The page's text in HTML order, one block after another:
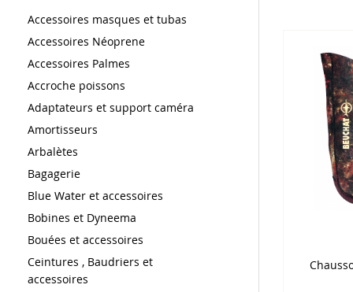
Accessoires masques et tubas
Accessoires Néoprene
Accessoires Palmes
Accroche poissons
Adaptateurs et support caméra
Amortisseurs
Arbalètes
Bagagerie
Blue Water et accessoires
Bobines et Dyneema
Bouées et accessoires
Ceintures , Baudriers et
accessoires